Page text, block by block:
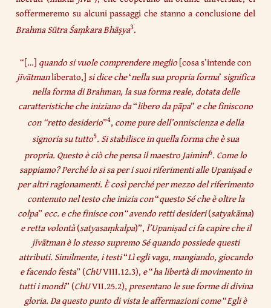
soffermeremo su alcuni passaggi che stanno a conclusione del
Brahma Sūtra Śaṃkara Bhāṣya3.
“[…] quando si vuole comprendere meglio[cosa s’intende con
jīvātmanliberato,]si dice che‘nella sua propria forma’significa
nella forma di Brahman, la sua forma reale, dotata delle
caratteristiche che iniziano da“libero dapāpa”e che finiscono
con “retto desiderio”4, come pure dell’onniscienza e della
signoria su tutto5. Si stabilisce in quella forma che è sua
propria. Questo è ciò che pensa il maestro Jaimini6. Come lo
sappiamo? Perché lo si sa per i suoi riferimenti alle Upaniṣad e
per altri ragionamenti. È così perché per mezzo del riferimento
contenuto nel testo che inizia con“questo Sé che è oltre la
colpa”ecc. e che finisce con“avendo retti desideri(satyakāma)
e retta volontà(satyasaṃkalpa)”,l’Upaniṣad ci fa capire che il
jīvātman è lo stesso supremo Sé quando possiede questi
attributi. Similmente, i testi“Lì egli vaga, mangiando, giocando
e facendo festa” (ChUVIII.12.3), e“ha libertà di movimento in
tutti i mondi” (ChUVII.25.2), presentano le sue forme di divina
gloria. Da questo punto di vista le affermazioni come“Egli è